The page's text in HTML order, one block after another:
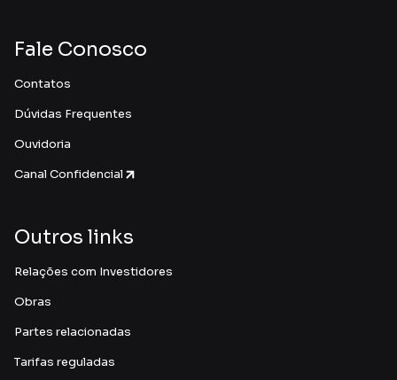
Fale Conosco
Contatos
Dúvidas Frequentes
Ouvidoria
Canal Confidencial
Outros links
Relações com Investidores
Obras
Partes relacionadas
Tarifas reguladas